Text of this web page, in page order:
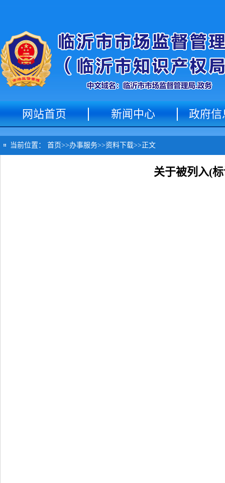
网站首页 新闻中心 政府信
当前位置： 首页>>办事服务>>资料下载>> 正文
关于被列入(